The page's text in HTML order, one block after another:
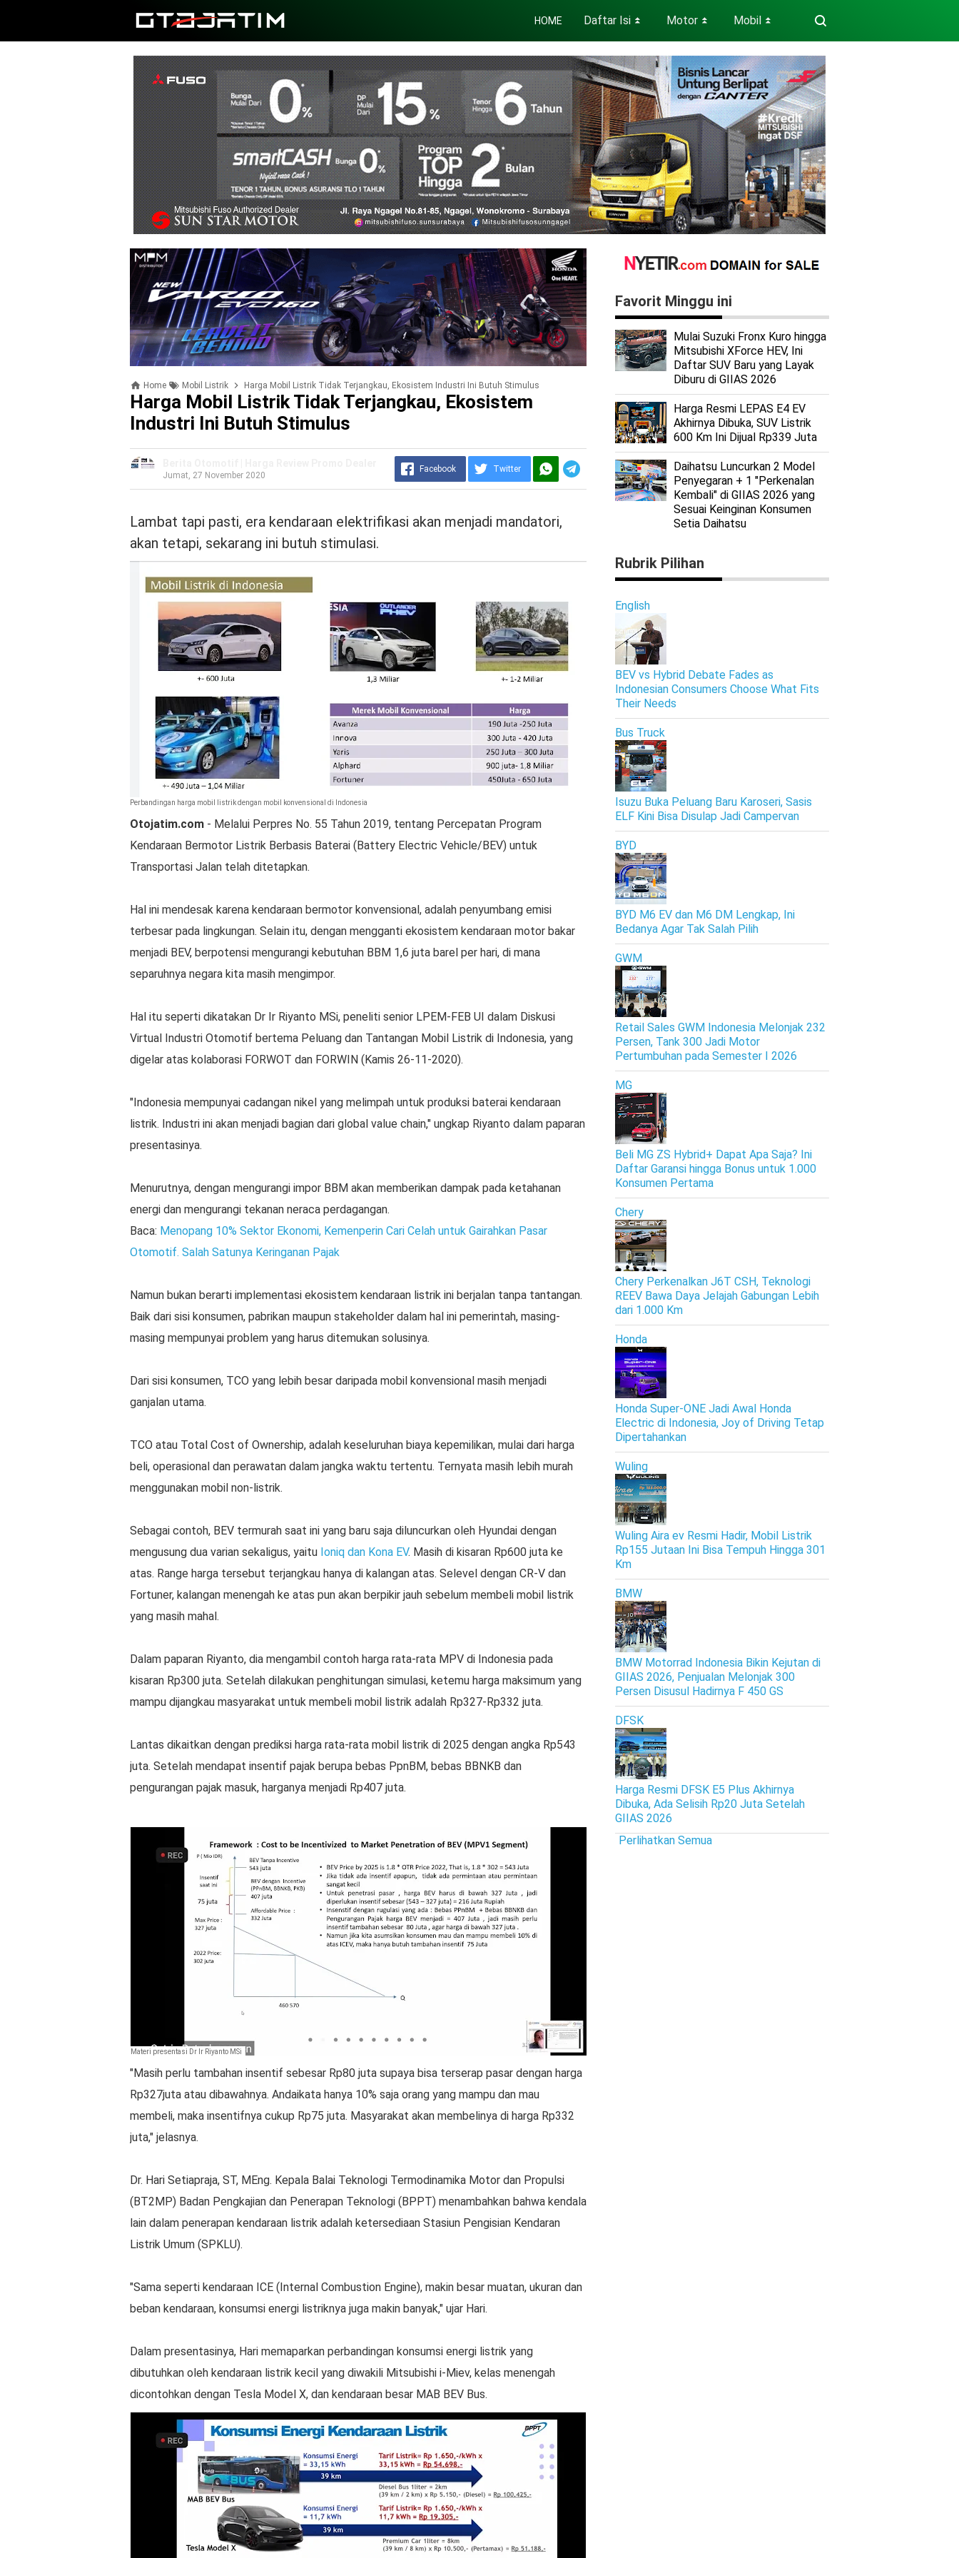
HOME Daftar Isi ⏬ Motor ⏬ Mobil ⏬
Home Mobil Listrik Harga Mobil Listrik Tidak Terjangkau, Ekosistem Industri Ini Butuh Stimulus
Harga Mobil Listrik Tidak Terjangkau, Ekosistem
Industri Ini Butuh Stimulus
Jumat, 27 November 2020
Facebook Twitter
Lambat tapi pasti, era kendaraan elektrifikasi akan menjadi mandatori,
akan tetapi, sekarang ini butuh stimulasi.
Perbandingan harga mobil listrik dengan mobil konvensional di Indonesia
Otojatim.com - Melalui Perpres No. 55 Tahun 2019, tentang Percepatan Program
Kendaraan Bermotor Listrik Berbasis Baterai (Battery Electric Vehicle/BEV) untuk
Transportasi Jalan telah ditetapkan.
Hal ini mendesak karena kendaraan bermotor konvensional, adalah penyumbang emisi
terbesar pada lingkungan. Selain itu, dengan mengganti ekosistem kendaraan motor bakar
menjadi BEV, berpotensi mengurangi kebutuhan BBM 1,6 juta barel per hari, di mana
separuhnya negara kita masih mengimpor.
Hal itu seperti dikatakan Dr Ir Riyanto MSi, peneliti senior LPEM-FEB UI dalam Diskusi
Virtual Industri Otomotif bertema Peluang dan Tantangan Mobil Listrik di Indonesia, yang
digelar atas kolaborasi FORWOT dan FORWIN (Kamis 26-11-2020).
"Indonesia mempunyai cadangan nikel yang melimpah untuk produksi baterai kendaraan
listrik. Industri ini akan menjadi bagian dari global value chain," ungkap Riyanto dalam paparan
presentasinya.
Menurutnya, dengan mengurangi impor BBM akan memberikan dampak pada ketahanan
energi dan mengurangi tekanan neraca perdagangan.
Baca: Menopang 10% Sektor Ekonomi, Kemenperin Cari Celah untuk Gairahkan Pasar
Otomotif. Salah Satunya Keringanan Pajak
Namun bukan berarti implementasi ekosistem kendaraan listrik ini berjalan tanpa tantangan.
Baik dari sisi konsumen, pabrikan maupun stakeholder dalam hal ini pemerintah, masing-
masing mempunyai problem yang harus ditemukan solusinya.
Dari sisi konsumen, TCO yang lebih besar daripada mobil konvensional masih menjadi
ganjalan utama.
TCO atau Total Cost of Ownership, adalah keseluruhan biaya kepemilikan, mulai dari harga
beli, operasional dan perawatan dalam jangka waktu tertentu. Ternyata masih lebih murah
menggunakan mobil non-listrik.
Sebagai contoh, BEV termurah saat ini yang baru saja diluncurkan oleh Hyundai dengan
mengusung dua varian sekaligus, yaitu Ioniq dan Kona EV. Masih di kisaran Rp600 juta ke
atas. Range harga tersebut terjangkau hanya di kalangan atas. Selevel dengan CR-V dan
Fortuner, kalangan menengah ke atas pun akan berpikir jauh sebelum membeli mobil listrik
yang masih mahal.
Dalam paparan Riyanto, dia mengambil contoh harga rata-rata MPV di Indonesia pada
kisaran Rp300 juta. Setelah dilakukan penghitungan simulasi, ketemu harga maksimum yang
mampu dijangkau masyarakat untuk membeli mobil listrik adalah Rp327-Rp332 juta.
Lantas dikaitkan dengan prediksi harga rata-rata mobil listrik di 2025 dengan angka Rp543
juta. Setelah mendapat insentif pajak berupa bebas PpnBM, bebas BBNKB dan
pengurangan pajak masuk, harganya menjadi Rp407 juta.
Materi presentasi Dr Ir Riyanto MSi
"Masih perlu tambahan insentif sebesar Rp80 juta supaya bisa terserap pasar dengan harga
Rp327juta atau dibawahnya. Andaikata hanya 10% saja orang yang mampu dan mau
membeli, maka insentifnya cukup Rp75 juta. Masyarakat akan membelinya di harga Rp332
juta," jelasnya.
Dr. Hari Setiapraja, ST, MEng. Kepala Balai Teknologi Termodinamika Motor dan Propulsi
(BT2MP) Badan Pengkajian dan Penerapan Teknologi (BPPT) menambahkan bahwa kendala
lain dalam penerapan kendaraan listrik adalah ketersediaan Stasiun Pengisian Kendaran
Listrik Umum (SPKLU).
"Sama seperti kendaraan ICE (Internal Combustion Engine), makin besar muatan, ukuran dan
beban kendaraan, konsumsi energi listriknya juga makin banyak," ujar Hari.
Dalam presentasinya, Hari memaparkan perbandingan konsumsi energi listrik yang
dibutuhkan oleh kendaraan listrik kecil yang diwakili Mitsubishi i-Miev, kelas menengah
dicontohkan dengan Tesla Model X, dan kendaraan besar MAB BEV Bus.
Favorit Minggu ini
Mulai Suzuki Fronx Kuro hingga
Mitsubishi XForce HEV, Ini
Daftar SUV Baru yang Layak
Diburu di GIIAS 2026
Harga Resmi LEPAS E4 EV
Akhirnya Dibuka, SUV Listrik
600 Km Ini Dijual Rp339 Juta
Daihatsu Luncurkan 2 Model
Penyegaran + 1 "Perkenalan
Kembali" di GIIAS 2026 yang
Sesuai Keinginan Konsumen
Setia Daihatsu
Rubrik Pilihan
English
BEV vs Hybrid Debate Fades as
Indonesian Consumers Choose What Fits
Their Needs
Bus Truck
Isuzu Buka Peluang Baru Karoseri, Sasis
ELF Kini Bisa Disulap Jadi Campervan
BYD
BYD M6 EV dan M6 DM Lengkap, Ini
Bedanya Agar Tak Salah Pilih
GWM
Retail Sales GWM Indonesia Melonjak 232
Persen, Tank 300 Jadi Motor
Pertumbuhan pada Semester I 2026
MG
Beli MG ZS Hybrid+ Dapat Apa Saja? Ini
Daftar Garansi hingga Bonus untuk 1.000
Konsumen Pertama
Chery
Chery Perkenalkan J6T CSH, Teknologi
REEV Bawa Daya Jelajah Gabungan Lebih
dari 1.000 Km
Honda
Honda Super-ONE Jadi Awal Honda
Electric di Indonesia, Joy of Driving Tetap
Dipertahankan
Wuling
Wuling Aira ev Resmi Hadir, Mobil Listrik
Rp155 Jutaan Ini Bisa Tempuh Hingga 301
Km
BMW
BMW Motorrad Indonesia Bikin Kejutan di
GIIAS 2026, Penjualan Melonjak 300
Persen Disusul Hadirnya F 450 GS
DFSK
Harga Resmi DFSK E5 Plus Akhirnya
Dibuka, Ada Selisih Rp20 Juta Setelah
GIIAS 2026
Perlihatkan Semua